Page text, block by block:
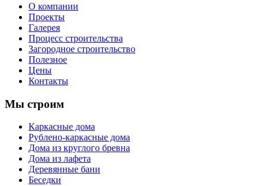
О компании
Проекты
Галерея
Процесс строительства
Загородное строительство
Полезное
Цены
Контакты
Мы строим
Каркасные дома
Рублено-каркасные дома
Дома из круглого бревна
Дома из лафета
Деревянные бани
Беседки